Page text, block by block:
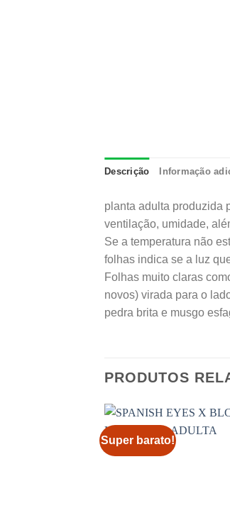
Descrição Informação
planta adulta produzida
ventilação, umidade,
Se a temperatura não
folhas indica se a luz
Folhas muito claras
novos) virada para o
pedra brita e musgo
PRODUTOS
Super barato!